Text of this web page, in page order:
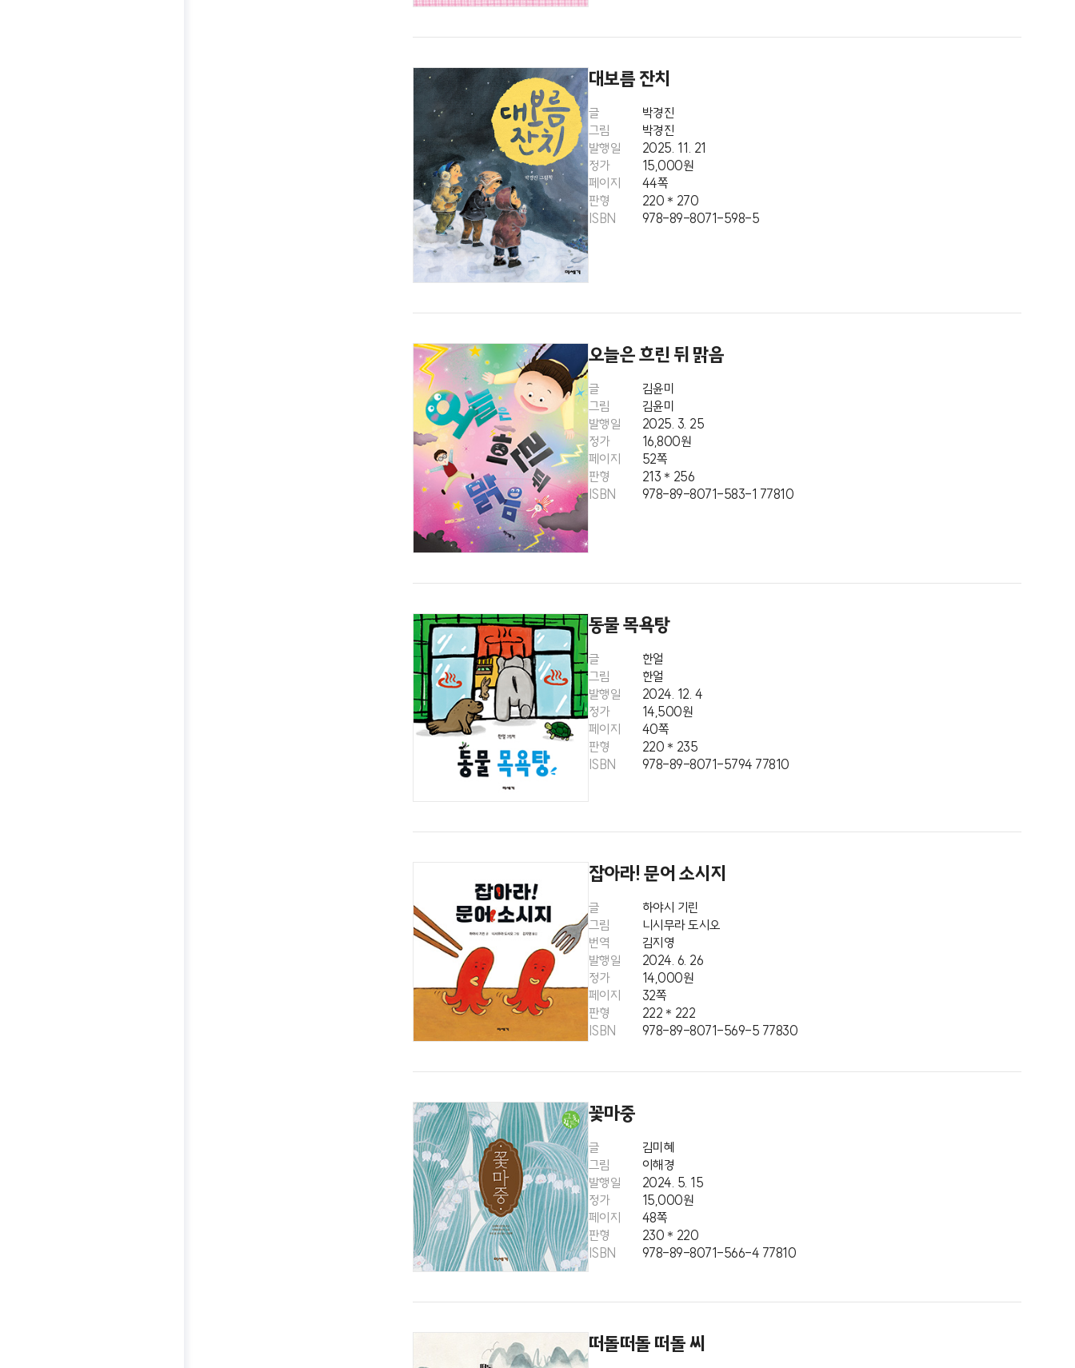
대보름 잔치
글
박경진
그림
박경진
발행일
2025. 11. 21
정가
15,000원
페이지
44쪽
판형
220＊270
ISBN
978-89-8071-598-5
오늘은 흐린 뒤 맑음
글
김윤미
그림
김윤미
발행일
2025. 3. 25
정가
16,800원
페이지
52쪽
판형
213＊256
ISBN
978-89-8071-583-1 77810
동물 목욕탕
글
한얼
그림
한얼
발행일
2024. 12. 4
정가
14,500원
페이지
40쪽
판형
220＊235
ISBN
978-89-8071-5794 77810
잡아라! 문어 소시지
글
하야시 기린
그림
니시무라 도시오
번역
김지영
발행일
2024. 6. 26
정가
14,000원
페이지
32쪽
판형
222＊222
ISBN
978-89-8071-569-5 77830
꽃마중
글
김미혜
그림
이해경
발행일
2024. 5. 15
정가
15,000원
페이지
48쪽
판형
230＊220
ISBN
978-89-8071-566-4 77810
떠돌떠돌 떠돌 씨